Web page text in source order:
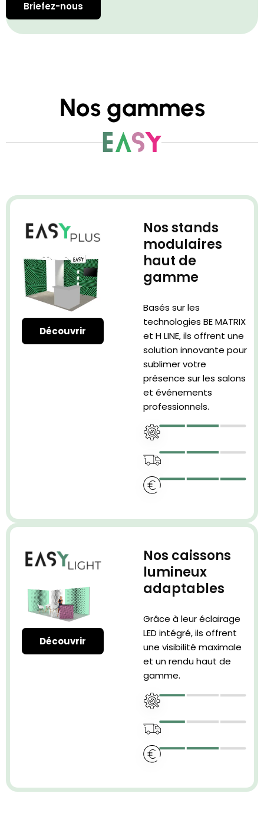
Briefez-nous
Nos gammes
Nos stands
modulaires
haut de
gamme​
Basés sur les
technologies BE MATRIX
et H LINE, ils offrent une
solution innovante pour
sublimer votre
présence sur les salons
et événements
professionnels.
Découvrir
Nos caissons
lumineux
adaptables​
Grâce à leur éclairage
LED intégré, ils offrent
une visibilité maximale
et un rendu haut de
gamme.
Découvrir